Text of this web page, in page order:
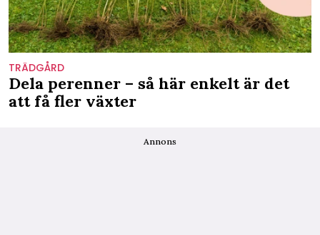
TRÄDGÅRD
Dela perenner – så här enkelt är det
att få fler växter
Annons